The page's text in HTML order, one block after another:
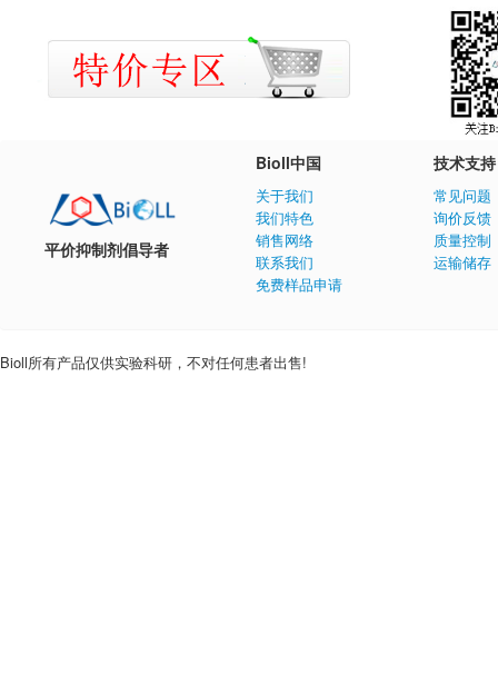
平价抑制剂倡导者
Bioll中国
关于我们
我们特色
销售网络
联系我们
免费样品申请
技术支持
常见问题
询价反馈
质量控制
运输储存
Bioll所有产品仅供实验科研，不对任何患者出售!